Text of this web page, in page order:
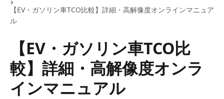
【EV・ガソリン車TCO比較】詳細・高解像度オンラインマニュア
ル
【EV・ガソリン車TCO比
較】詳細・高解像度オンラ
インマニュアル